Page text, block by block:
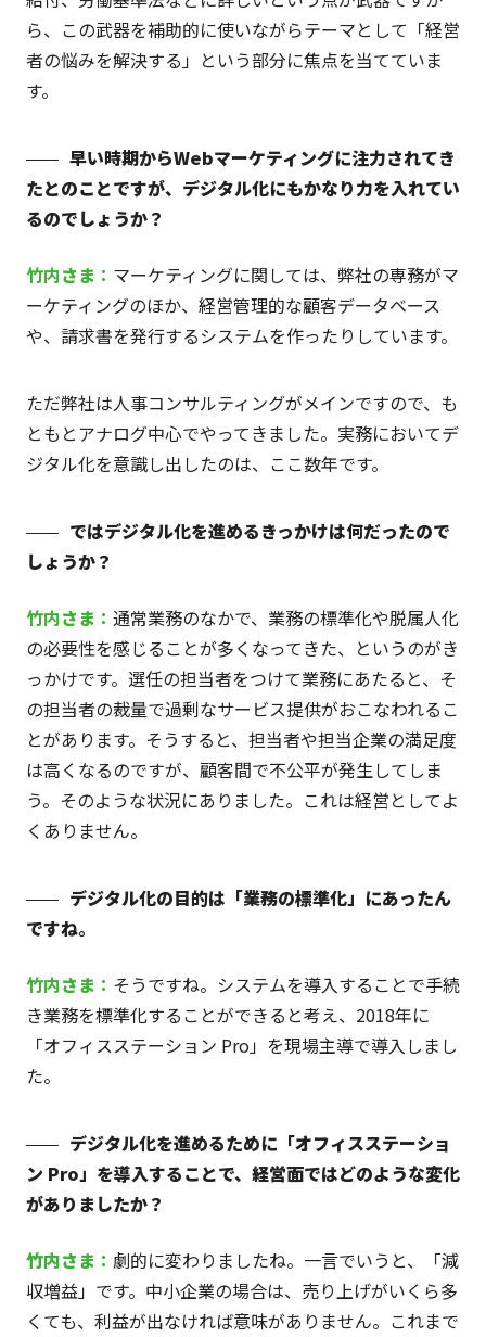
ら、この武器を補助的に使いながらテーマとして「経営
者の悩みを解決する」という部分に焦点を当てていま
す。
早い時期からWebマーケティングに注力されてき
たとのことですが、デジタル化にもかなり力を入れてい
るのでしょうか？
竹内さま ： マーケティングに関しては、弊社の専務がマ
ーケティングのほか、経営管理的な顧客データベース
や、請求書を発行するシステムを作ったりしています。
ただ弊社は人事コンサルティングがメインですので、も
ともとアナログ中心でやってきました。実務においてデ
ジタル化を意識し出したのは、ここ数年です。
ではデジタル化を進めるきっかけは何だったので
しょうか？
竹内さま ： 通常業務のなかで、業務の標準化や脱属人化
の必要性を感じることが多くなってきた、というのがき
っかけです。選任の担当者をつけて業務にあたると、そ
の担当者の裁量で過剰なサービス提供がおこなわれるこ
とがあります。そうすると、担当者や担当企業の満足度
は高くなるのですが、顧客間で不公平が発生してしま
う。そのような状況にありました。これは経営としてよ
くありません。
デジタル化の目的は「業務の標準化」にあったん
ですね。
竹内さま ： そうですね。システムを導入することで手続
き業務を標準化することができると考え、2018年に
「オフィスステーション Pro」を現場主導で導入しまし
た。
デジタル化を進めるために「オフィスステーショ
ン Pro」を導入することで、経営面ではどのような変化
がありましたか？
竹内さま ： 劇的に変わりましたね。一言でいうと、「減
収増益」です。中小企業の場合は、売り上げがいくら多
くても、利益が出なければ意味がありません。これまで